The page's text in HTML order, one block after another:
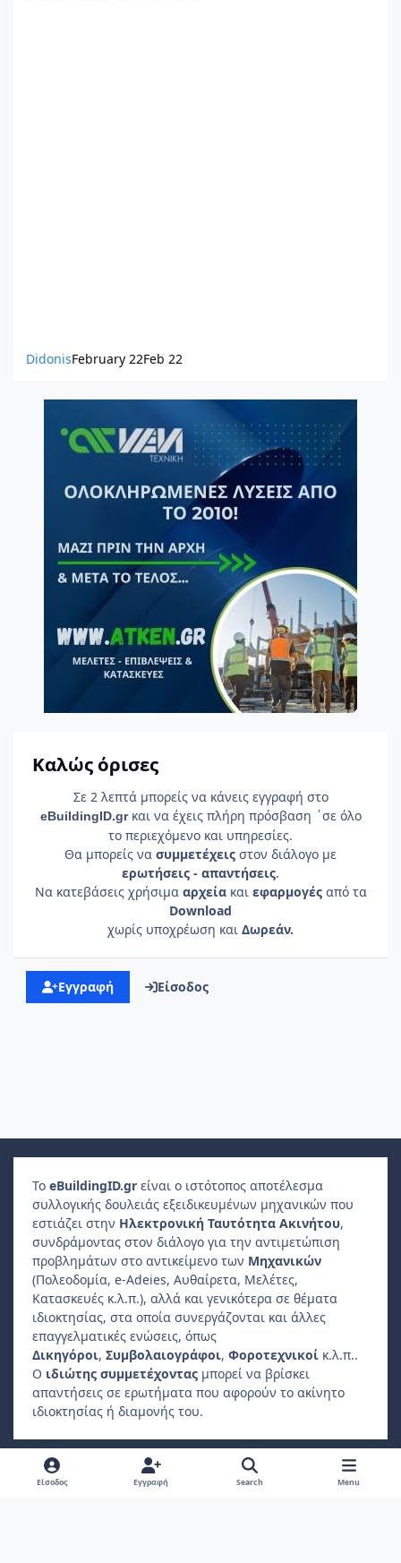
DidonisFebruary 22Feb 22
Καλώς όρισες
Σε 2 λεπτά μπορείς να κάνεις εγγραφή στο
eBuildingID.gr και να έχεις πλήρη πρόσβαση ΄σε όλο
το περιεχόμενο και υπηρεσίες.
Θα μπορείς να συμμετέχεις στον διάλογο με
ερωτήσεις - απαντήσεις.
Να κατεβάσεις χρήσιμα αρχείακαι εφαρμογέςαπό τα
Download
χωρίς υποχρέωση και Δωρεάν.
Εγγραφή Είσοδος
Το eBuildingID.gr είναι ο ιστότοπος αποτέλεσμα
συλλογικής δουλειάς εξειδικευμένων μηχανικών που
εστιάζει στην Ηλεκτρονική Ταυτότητα Ακινήτου,
συνδράμοντας στον διάλογο για την αντιμετώπιση
προβλημάτων στο αντικείμενο των Μηχανικών
(Πολεοδομία, e-Adeies, Αυθαίρετα, Μελέτες,
Κατασκευές κ.λ.π.), αλλά και γενικότερα σε θέματα
ιδιοκτησίας, στα οποία συνεργάζονται και άλλες
επαγγελματικές ενώσεις, όπως
Δικηγόροι, Συμβολαιογράφοι, Φοροτεχνικοί κ.λ.π..
Ο ιδιώτης συμμετέχοντας μπορεί να βρίσκει
απαντήσεις σε ερωτήματα που αφορούν το ακίνητο
ιδιοκτησίας ή διαμονής του.
Light ModeDark ModeSystem Preference
f
Είσοδος Εγγραφή Search Menu